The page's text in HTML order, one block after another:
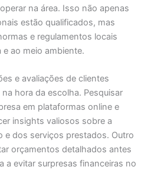
na área. Isso não apenas
estão qualificados, mas
e regulamentos locais
ao meio ambiente.
e avaliações de clientes
hora da escolha. Pesquisar
em plataformas online e
insights valiosos sobre a
e dos serviços prestados. Outro
orçamentos detalhados antes
a evitar surpresas financeiras no